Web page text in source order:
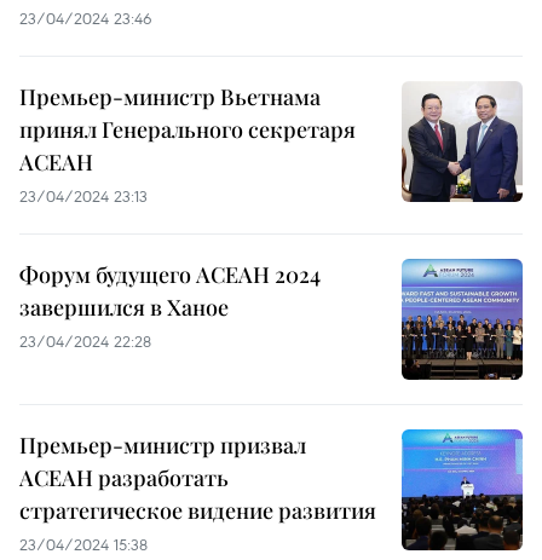
23/04/2024 23:46
Премьер-министр Вьетнама
принял Генерального секретаря
АСЕАН
23/04/2024 23:13
Форум будущего АСЕАН 2024
завершился в Ханое
23/04/2024 22:28
Премьер-министр призвал
АСЕАН разработать
стратегическое видение развития
23/04/2024 15:38